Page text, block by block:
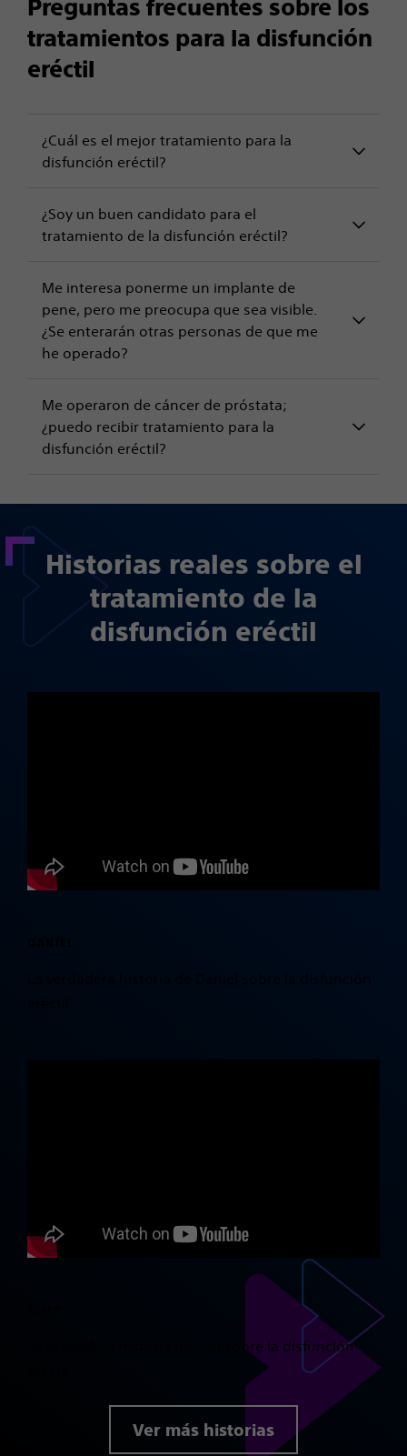
Preguntas frecuentes sobre los
tratamientos para la disfunción
eréctil
¿Cuál es el mejor tratamiento para la
disfunción eréctil?
¿Soy un buen candidato para el
tratamiento de la disfunción eréctil?
Me interesa ponerme un implante de
pene, pero me preocupa que sea visible.
¿Se enterarán otras personas de que me
he operado?
Me operaron de cáncer de próstata;
¿puedo recibir tratamiento para la
disfunción eréctil?
Historias reales sobre el
tratamiento de la
disfunción eréctil
La verdadera historia de Daniel sobre la disfunción
La verdadera historia de Cliff sobre la disfunción
Ver más historias